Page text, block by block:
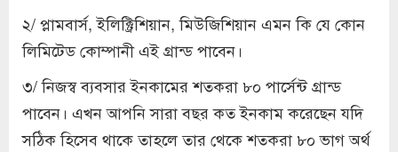
২/ প্লামবার্স, ইলিক্ট্রিশিয়ান, মিউজিশিয়ান এমন কি যে কোন
লিমিটেড কোম্পানী এই গ্রান্ড পাবেন।
৩/ নিজস্ব ব্যবসার ইনকামের শতকরা ৮০ পার্সেন্ট গ্রান্ড
পাবেন। এখন আপনি সারা বছর কত ইনকাম করেছেন যদি
সঠিক হিসেব থাকে তাহলে তার থেকে শতকরা ৮০ ভাগ অর্থ